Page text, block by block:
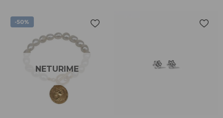
-50%
Pridėti į
patikusios
NETURIME